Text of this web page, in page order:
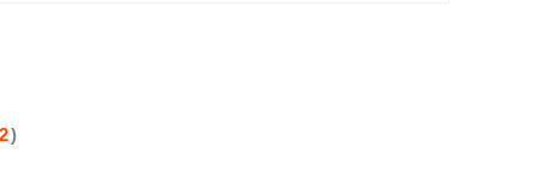
2)